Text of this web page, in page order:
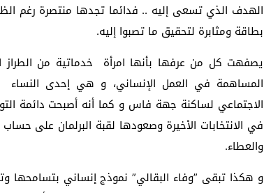
الهدف الذي تسعى إليه .. فدائما تجدها منتصرة رغم
بطاقة ومثابرة لتحقيق ما تصبوا إليه.
يصفهت كل من عرفها بأنها امرأة خدماتية من الطراز
المساهمة في العمل الإنساني، و هي إحدى النساء
الاجتماعي لساكنة جهة فاس و كما أنه أصبحت دائمة
في الانتخابات الأخيرة وصعودها لقبة البرلمان على
والعطاء.
و هكذا تبقى ”وفاء البقالي” نموذج إنساني بتسامحها